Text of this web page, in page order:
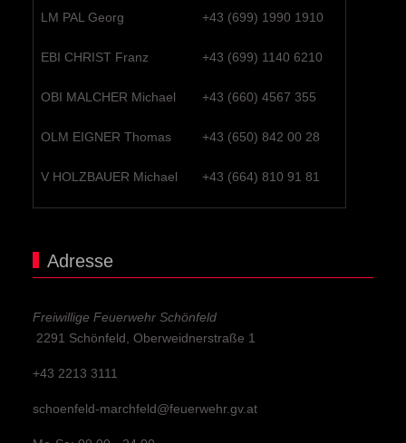
LM PAL Georg +43 (699) 1990 1910
EBI CHRIST Franz +43 (699) 1140 6210
OBI MALCHER Michael +43 (660) 4567 355
OLM EIGNER Thomas +43 (650) 842 00 28
V HOLZBAUER Michael +43 (664) 810 91 81
Adresse
Freiwillige Feuerwehr Schönfeld
2291 Schönfeld, Oberweidnerstraße 1
+43 2213 3111
schoenfeld-marchfeld@feuerwehr.gv.at